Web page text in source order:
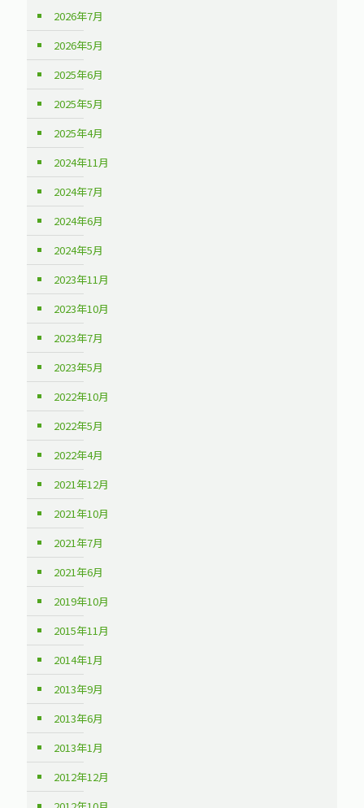
2026年7月
2026年5月
2025年6月
2025年5月
2025年4月
2024年11月
2024年7月
2024年6月
2024年5月
2023年11月
2023年10月
2023年7月
2023年5月
2022年10月
2022年5月
2022年4月
2021年12月
2021年10月
2021年7月
2021年6月
2019年10月
2015年11月
2014年1月
2013年9月
2013年6月
2013年1月
2012年12月